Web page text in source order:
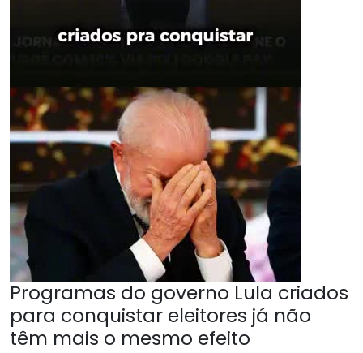
Programas do governo Lula criados
para conquistar eleitores já não
têm mais o mesmo efeito